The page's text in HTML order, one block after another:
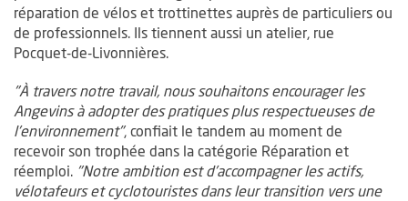
réparation de vélos et trottinettes auprès de particuliers ou
de professionnels. Ils tiennent aussi un atelier, rue
Pocquet-de-Livonnières.
"À travers notre travail, nous souhaitons encourager les
Angevins à adopter des pratiques plus respectueuses de
l’environnement", confiait le tandem au moment de
recevoir son trophée dans la catégorie Réparation et
réemploi. "Notre ambition est d’accompagner les actifs,
vélotafeurs et cyclotouristes dans leur transition vers une